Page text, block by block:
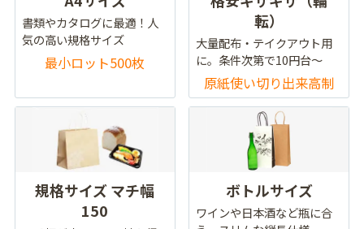
書類やカタログに最適！人
気の高い規格サイズ
最小ロット500枚
転）
大量配布・テイクアウト用
に。条件次第で10円台～
原紙使い切り出来高制
規格サイズ マチ幅
150
ボトルサイズ
ワインや日本酒など瓶に合